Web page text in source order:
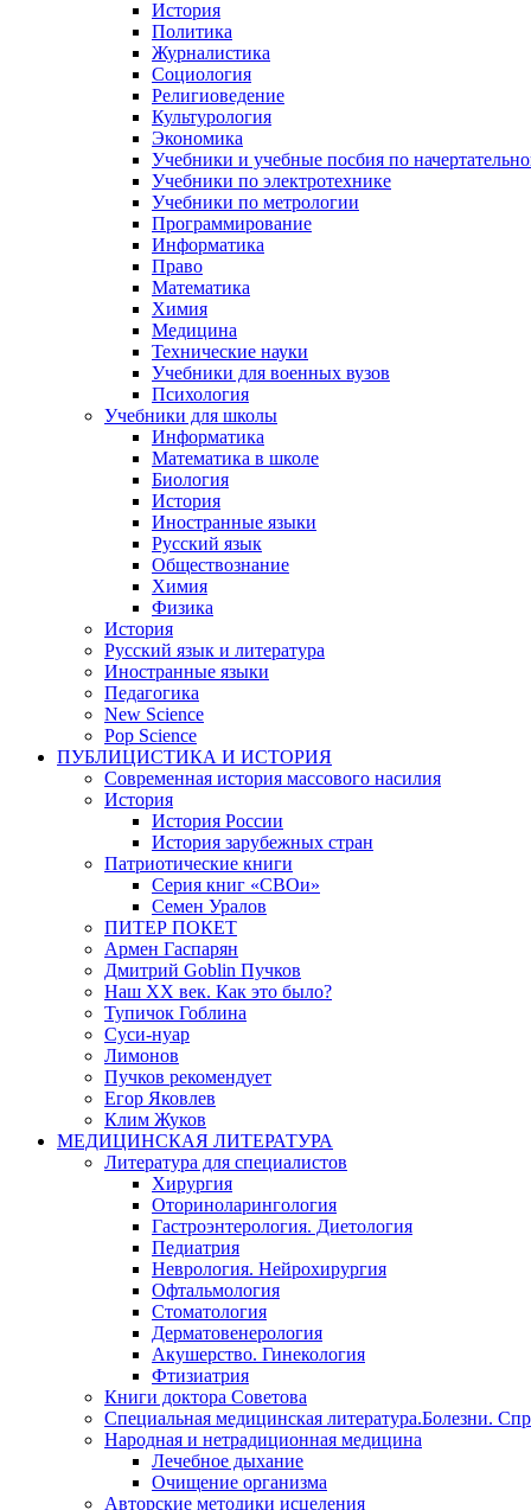
История
Политика
Журналистика
Социология
Религиоведение
Культурология
Экономика
Учебники и учебные посбия по
Учебники по электротехнике
Учебники по метрологии
Программирование
Информатика
Право
Математика
Химия
Медицина
Технические науки
Учебники для военных вузов
Психология
Учебники для школы
Информатика
Математика в школе
Биология
История
Иностранные языки
Русский язык
Обществознание
Химия
Физика
История
Русский язык и литература
Иностранные языки
Педагогика
New Science
Pop Science
ПУБЛИЦИСТИКА И ИСТОРИЯ
Современная история массового насилия
История
История России
История зарубежных стран
Патриотические книги
Серия книг «СВОи»
Семен Уралов
ПИТЕР ПОКЕТ
Армен Гаспарян
Дмитрий Goblin Пучков
Наш XX век. Как это было?
Тупичок Гоблина
Суси-нуар
Лимонов
Пучков рекомендует
Егор Яковлев
Клим Жуков
МЕДИЦИНСКАЯ ЛИТЕРАТУРА
Литература для специалистов
Хирургия
Оториноларингология
Гастроэнтерология. Диетология
Педиатрия
Неврология. Нейрохирургия
Офтальмология
Стоматология
Дерматовенерология
Акушерство. Гинекология
Фтизиатрия
Книги доктора Советова
Специальная медицинская литература.Болезни.
Народная и нетрадиционная медицина
Лечебное дыхание
Очищение организма
Авторские методики исцеления